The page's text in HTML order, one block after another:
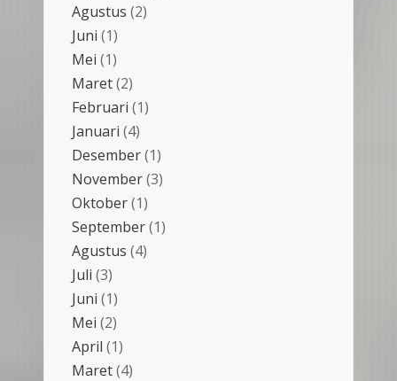
Agustus (2)
Juni (1)
Mei (1)
Maret(2)
Februari (1)
Januari (4)
Desember(1)
November(3)
Oktober(1)
September(1)
Agustus (4)
Juli (3)
Juni (1)
Mei (2)
April (1)
Maret(4)